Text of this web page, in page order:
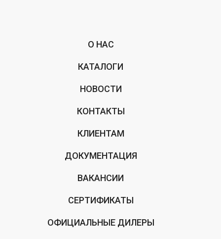
О НАС
КАТАЛОГИ
НОВОСТИ
КОНТАКТЫ
КЛИЕНТАМ
ДОКУМЕНТАЦИЯ
ВАКАНСИИ
СЕРТИФИКАТЫ
ОФИЦИАЛЬНЫЕ ДИЛЕРЫ